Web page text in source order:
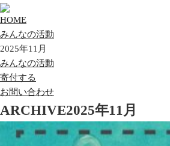
HOME
みんなの活動
2025年11月
みんなの活動
寄付する
お問い合わせ
ARCHIVE2025年11月